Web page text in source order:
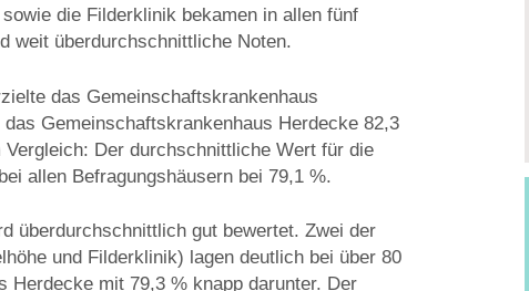
die Filderklinik bekamen in allen fünf
weit überdurchschnittliche Noten.
das Gemeinschaftskrankenhaus
Gemeinschaftskrankenhaus Herdecke 82,3
Der durchschnittliche Wert für die
allen Befragungshäusern bei 79,1 %.
überdurchschnittlich gut bewertet. Zwei der
und Filderklinik) lagen deutlich bei über 80
Herdecke mit 79,3 % knapp darunter. Der